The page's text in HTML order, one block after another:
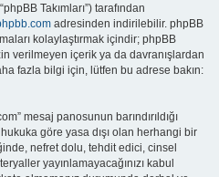
Takımları”) tarafından
adresinden indirilebilir. phpBB
kolaylaştırmak içindir; phpBB
verilmeyen içerik ya da davranışlardan
fazla bilgi için, lütfen bu adrese bakın:
mesaj panosunun barındırıldığı
göre yasa dışı olan herhangi bir
nefret dolu, tehdit edici, cinsel
yayınlamayacağınızı kabul